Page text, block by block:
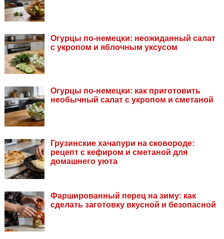
Огурцы по-немецки: неожиданный салат
с укропом и яблочным уксусом
Огурцы по-немецки: как приготовить
необычный салат с укропом и сметаной
Грузинские хачапури на сковороде:
рецепт с кефиром и сметаной для
домашнего уюта
Фаршированный перец на зиму: как
сделать заготовку вкусной и безопасной